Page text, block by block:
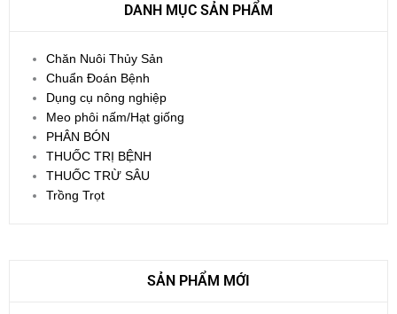
DANH MỤC SẢN PHẨM
Chăn Nuôi Thủy Sản
Chuẩn Đoán Bệnh
Dụng cụ nông nghiệp
Meo phôi nấm/Hạt giống
PHÂN BÓN
THUỐC TRỊ BỆNH
THUỐC TRỪ SÂU
Trồng Trọt
SẢN PHẨM MỚI